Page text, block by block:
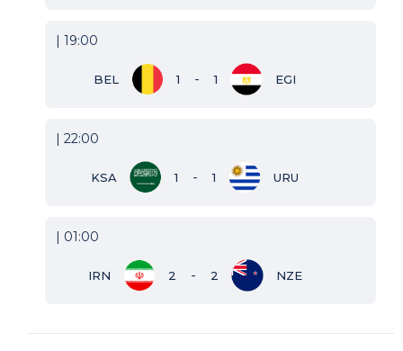
| 19:00
BEL 1 - 1 EGI
| 22:00
KSA 1 - 1 URU
| 01:00
IRN 2 - 2 NZE